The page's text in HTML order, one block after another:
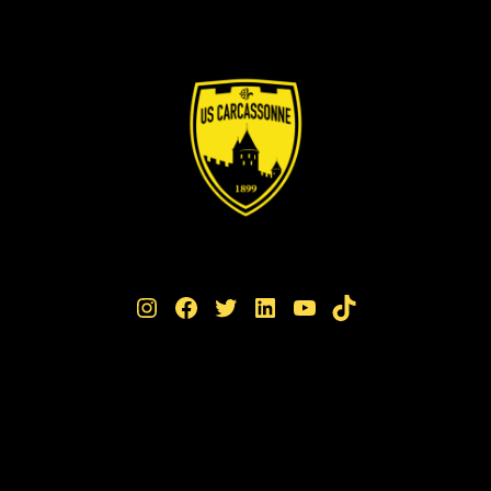
Instagram Facebook Twitter LinkedIn YouTube TikTok